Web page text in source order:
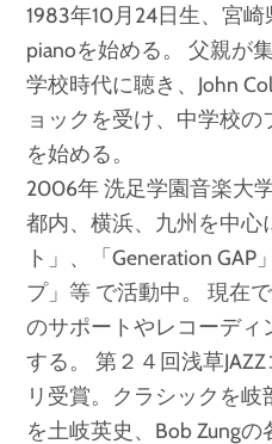
1983年10月24日生、宮
pianoを始める。 父親が
学校時代に聴き、John
ョックを受け、中学校
を始める。
2006年 洗足学園音楽大
都内、横浜、九州を中心
ト」、「Generation
プ」等 で活動中。 現在
のサポートやレコーディ
する。 第２４回浅草
リ受賞。クラシックを岐
を土岐英史、Bob Zungの